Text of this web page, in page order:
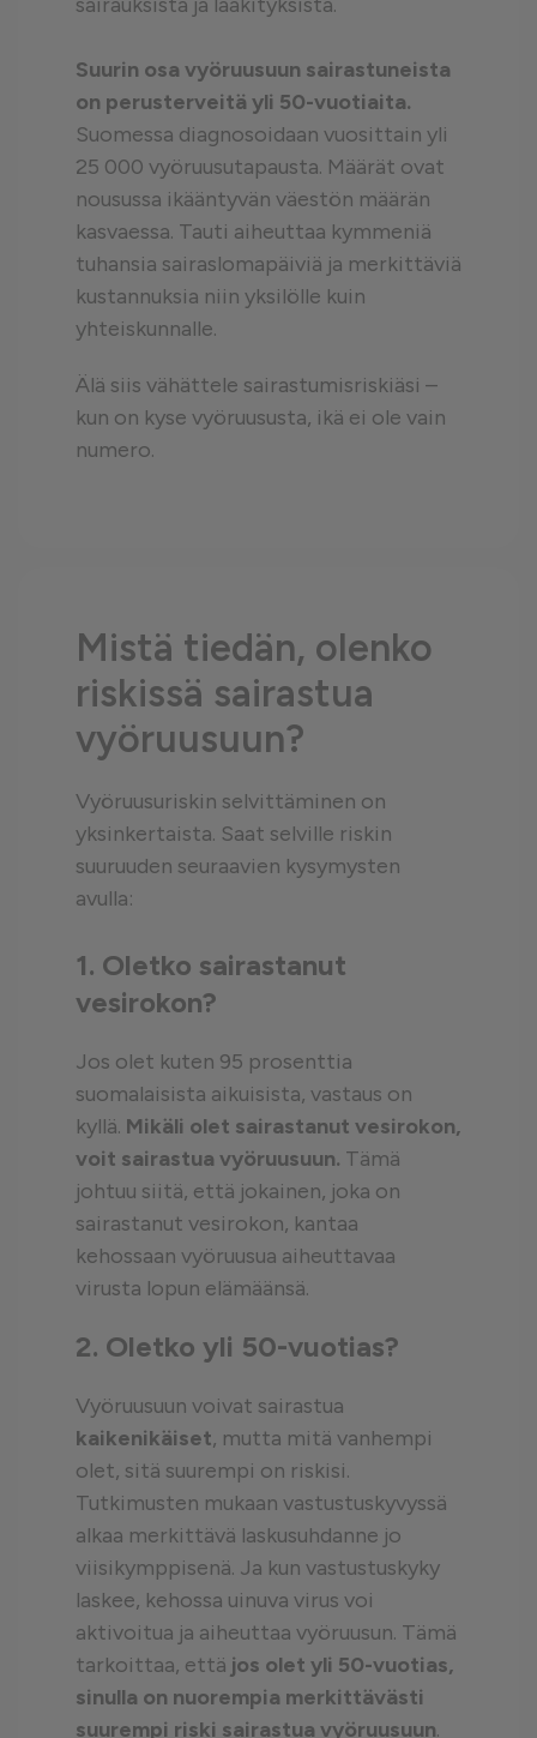
Suurin osa vyöruusuun sairastuneista
on perusterveitä yli 50-vuotiaita.
Suomessa diagnosoidaan vuosittain yli
25 000 vyöruusutapausta. Määrät ovat
nousussa ikääntyvän väestön määrän
kasvaessa. Tauti aiheuttaa kymmeniä
tuhansia sairaslomapäiviä ja merkittäviä
kustannuksia niin yksilölle kuin
yhteiskunnalle.
Älä siis vähättele sairastumisriskiäsi –
kun on kyse vyöruususta, ikä ei ole vain
numero.
Mistä tiedän, olenko
riskissä sairastua
vyöruusuun?
Vyöruusuriskin selvittäminen on
yksinkertaista. Saat selville riskin
suuruuden seuraavien kysymysten
avulla:
1. Oletko sairastanut
vesirokon?
Jos olet kuten 95 prosenttia
suomalaisista aikuisista, vastaus on
kyllä. Mikäli olet sairastanut vesirokon,
voit sairastua vyöruusuun. Tämä
johtuu siitä, että jokainen, joka on
sairastanut vesirokon, kantaa
kehossaan vyöruusua aiheuttavaa
virusta lopun elämäänsä.
2. Oletko yli 50-vuotias?
Vyöruusuun voivat sairastua
kaikenikäiset, mutta mitä vanhempi
olet, sitä suurempi on riskisi.
Tutkimusten mukaan vastustuskyvyssä
alkaa merkittävä laskusuhdanne jo
viisikymppisenä. Ja kun vastustuskyky
laskee, kehossa uinuva virus voi
aktivoitua ja aiheuttaa vyöruusun. Tämä
tarkoittaa, että jos olet yli 50-vuotias,
sinulla on nuorempia merkittävästi
suurempi riski sairastua vyöruusuun.